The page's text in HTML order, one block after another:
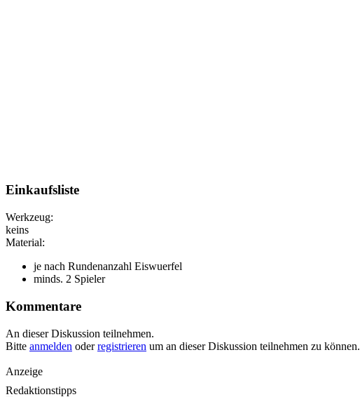
Einkaufsliste
Werkzeug:
keins
Material:
je nach Rundenanzahl Eiswuerfel
minds. 2 Spieler
Kommentare
An dieser Diskussion teilnehmen.
Bitte anmelden oderregistrieren um an dieser Diskussion teilnehmen zu können.
Anzeige
Redaktionstipps